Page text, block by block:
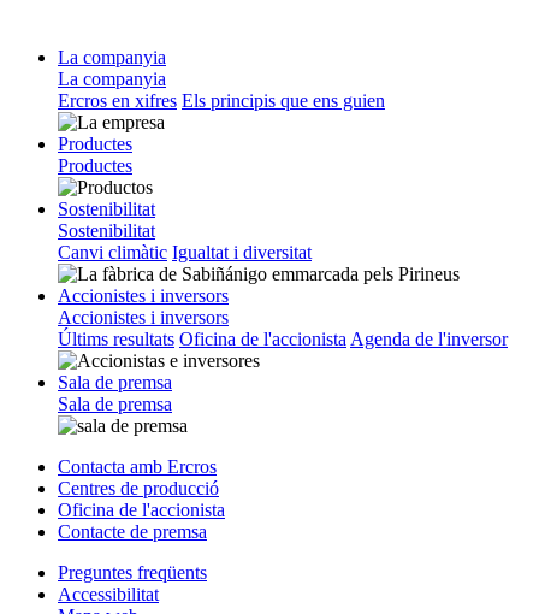
La companyia
La companyia
Ercros en xifres Els principis que ens guien
Productes
Productes
Sostenibilitat
Sostenibilitat
Canvi climàtic Igualtat i diversitat
Accionistes i inversors
Accionistes i inversors
Últims resultats Oficina de l'accionista Agenda de l'inversor
Sala de premsa
Sala de premsa
Contacta amb Ercros
Centres de producció
Oficina de l'accionista
Contacte de premsa
Preguntes freqüents
Accessibilitat